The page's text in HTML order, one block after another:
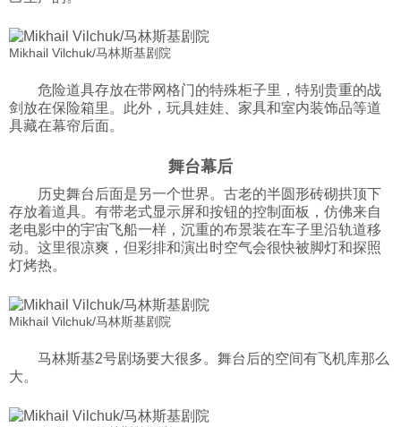
Mikhail Vilchuk/马林斯基剧院
危险道具存放在带网格门的特殊柜子里，特别贵重的战
剑放在保险箱里。此外，玩具娃娃、家具和室内装饰品等道
具藏在幕帘后面。
舞台幕后
历史舞台后面是另一个世界。古老的半圆形砖砌拱顶下
存放着道具。有带老式显示屏和按钮的控制面板，仿佛来自
老电影中的宇宙飞船一样，沉重的布景装在车子里沿轨道移
动。这里很凉爽，但彩排和演出时空气会很快被脚灯和探照
灯烤热。
Mikhail Vilchuk/马林斯基剧院
马林斯基2号剧场要大很多。舞台后的空间有飞机库那么
大。